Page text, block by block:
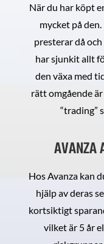
När du har köpt
mycket på
presterar då
har sjunkit allt
den växa med
rätt omgående
“trading”
AVANZA
Hos Avanza kan
hjälp av deras
kortsiktigt
vilket är 5 år